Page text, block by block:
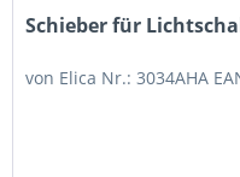
Schieber für
von Elica Nr.: 3034AHA